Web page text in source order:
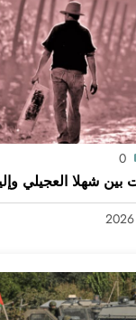
0
بين شهلا العجيلي